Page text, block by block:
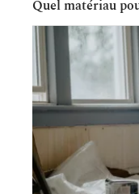
Quel matériau